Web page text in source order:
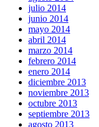
julio 2014
junio 2014
mayo 2014
abril 2014
marzo 2014
febrero 2014
enero 2014
diciembre 2013
noviembre 2013
octubre 2013
septiembre 2013
agosto 2013